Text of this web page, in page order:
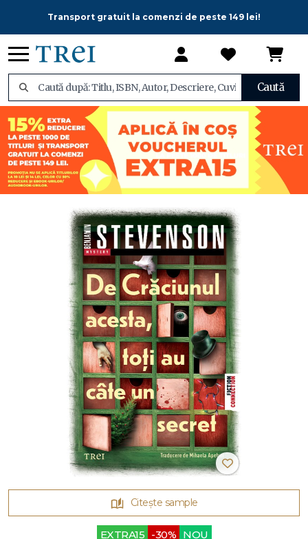
Transport gratuit la comenzi de peste 149 lei!
Caută
Citește sample
EXTRA15 -30% NOU